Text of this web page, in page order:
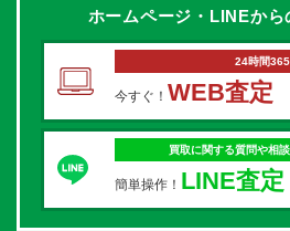
ホームページ・LINEから
24時間
今すぐ！ WEB査定
買取に関する質問や相
簡単操作！ LINE査定